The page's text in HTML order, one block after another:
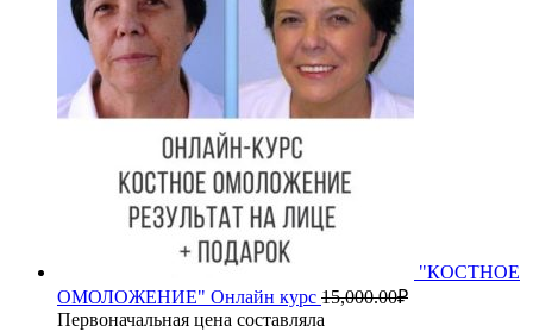
"КОСТНОЕ
ОМОЛОЖЕНИЕ" Онлайн курс 15,000.00₽
Первоначальная цена составляла